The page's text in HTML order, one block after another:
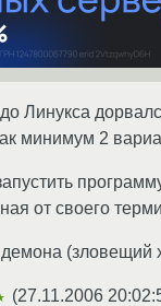
Линукса
минимум 2
от своего
демона (зловещий
(27.11.2006